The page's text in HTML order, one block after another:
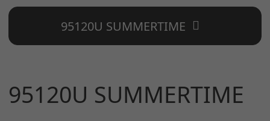
95120U SUMMERTIME
95120U SUMMERTIME